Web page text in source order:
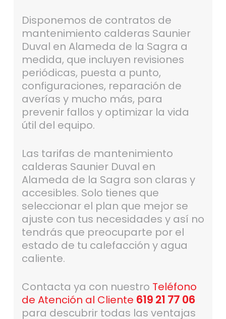
Disponemos de contratos de
mantenimiento calderas Saunier
Duval en Alameda de la Sagra a
medida, que incluyen revisiones
periódicas, puesta a punto,
configuraciones, reparación de
averías y mucho más, para
prevenir fallos y optimizar la vida
útil del equipo.
Las tarifas de mantenimiento
calderas Saunier Duval en
Alameda de la Sagra son claras y
accesibles. Solo tienes que
seleccionar el plan que mejor se
ajuste con tus necesidades y así no
tendrás que preocuparte por el
estado de tu calefacción y agua
caliente.
Contacta ya con nuestro Teléfono
de Atención al Cliente 619 21 77 06
para descubrir todas las ventajas